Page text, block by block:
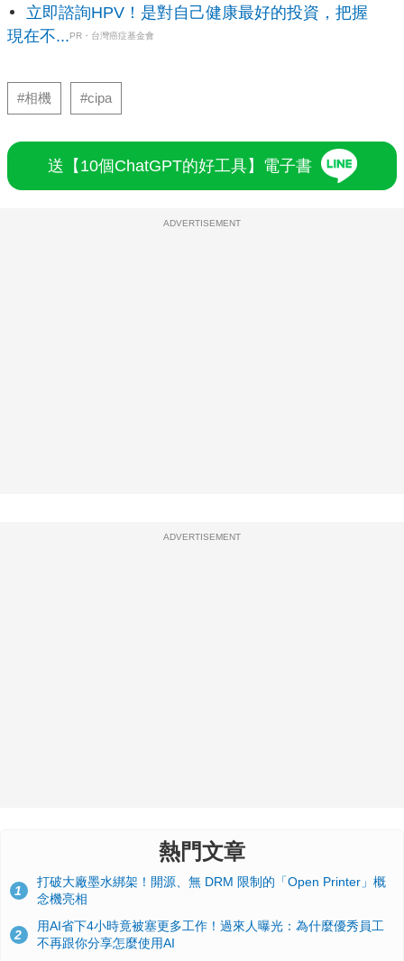
立即諮詢HPV！是對自己健康最好的投資，把握
現在不...PR・台灣癌症基金會
#相機 #cipa
送【10個ChatGPT的好工具】電子書
ADVERTISEMENT
ADVERTISEMENT
熱門文章
1
打破大廠墨水綁架！開源、無 DRM 限制的「Open Printer」概
念機亮相
2
用AI省下4小時竟被塞更多工作！過來人曝光：為什麼優秀員工
不再跟你分享怎麼使用AI